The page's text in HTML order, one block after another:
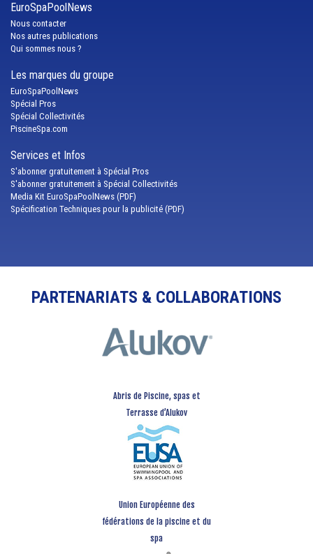
EuroSpaPoolNews
Nous contacter
Nos autres publications
Qui sommes nous ?
Les marques du groupe
EuroSpaPoolNews
Spécial Pros
Spécial Collectivités
PiscineSpa.com
Services et Infos
S'abonner gratuitement à Spécial Pros
S'abonner gratuitement à Spécial Collectivités
Media Kit EuroSpaPoolNews (PDF)
Spécification Techniques pour la publicité (PDF)
PARTENARIATS & COLLABORATIONS
Abris de Piscine, spas et
Terrasse d’Alukov
Union Européenne des
fédérations de la piscine et du
spa